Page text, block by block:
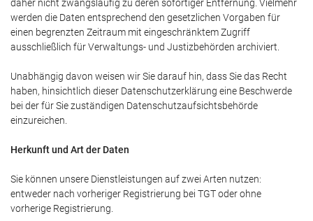
daher nicht zwangsläufig zu deren sofortiger Entfernung. Vielmehr
werden die Daten entsprechend den gesetzlichen Vorgaben für
einen begrenzten Zeitraum mit eingeschränktem Zugriff
ausschließlich für Verwaltungs- und Justizbehörden archiviert.
Unabhängig davon weisen wir Sie darauf hin, dass Sie das Recht
haben, hinsichtlich dieser Datenschutzerklärung eine Beschwerde
bei der für Sie zuständigen Datenschutzaufsichtsbehörde
einzureichen.
Herkunft und Art der Daten
Sie können unsere Dienstleistungen auf zwei Arten nutzen:
entweder nach vorheriger Registrierung bei TGT oder ohne
vorherige Registrierung.